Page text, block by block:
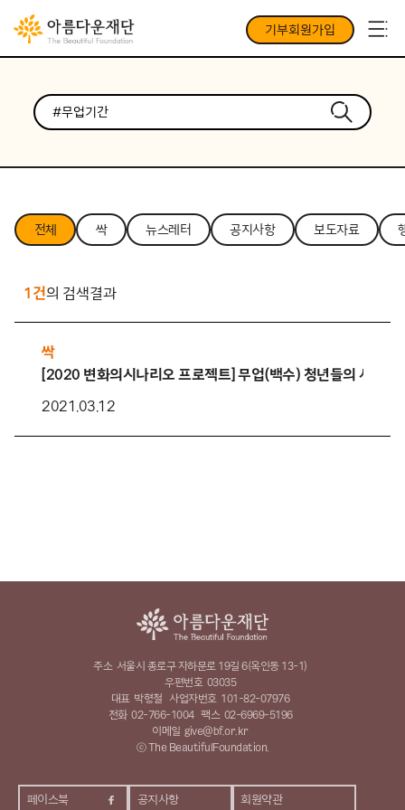
기부회원가입
전체 싹 뉴스레터 공지사항 보도자료
1건의 검색결과
싹
[2020 변화의시나리오 프로젝트] 무업(백수) 청년들의 사회적
2021.03.12
페이스북 공지사항 회원약관
주소 서울시 종로구 자하문로 19길 6(옥인동 13-1)
우편번호 03035
대표 박형철 사업자번호 101-82-07976
전화 02-766-1004 팩스 02-6969-5196
이메일 give@bf.or.kr
ⓒ The BeautifulFoundation.